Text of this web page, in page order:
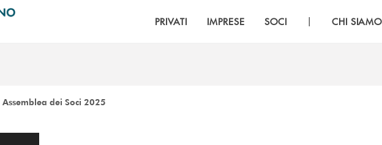
PRIVATI IMPRESE SOCI | CHI SIAMO
Assemblea dei Soci 2025